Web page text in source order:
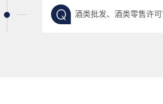
酒类批发、酒类零售许可